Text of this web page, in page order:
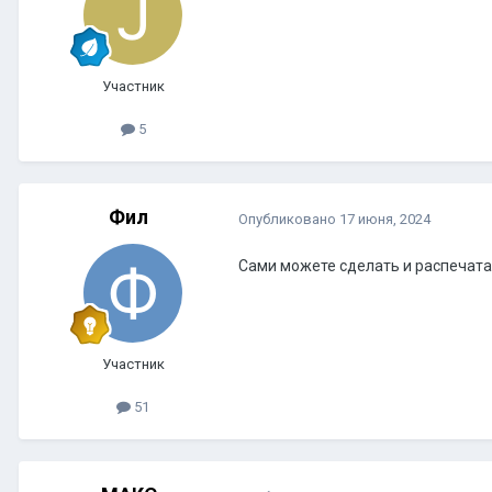
Участник
5
Фил
Участник
51
Опубликовано 17 июня, 2024
Сами можете сделать и